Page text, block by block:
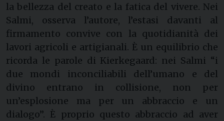
la bellezza del creato e la fatica del vivere. Nei
Salmi, osserva l’autore, l’estasi davanti al
firmamento convive con la quotidianità dei
lavori agricoli e artigianali. È un equilibrio che
ricorda le parole di Kierkegaard: nei Salmi “i
due mondi inconciliabili dell’umano e del
divino entrano in collisione, non per
un’esplosione ma per un abbraccio e un
dialogo”. È proprio questo abbraccio ad aver